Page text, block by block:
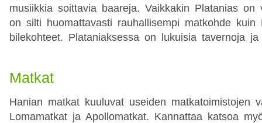
musiikkia soittavia baareja. Vaikkakin Platanias
on silti huomattavasti rauhallisempi matkohde kuin
bilekohteet. Plataniaksessa on lukuisia tavernoja
Matkat
Hanian matkat kuuluvat useiden matkatoimistojen
Lomamatkat ja Apollomatkat. Kannattaa katsoa